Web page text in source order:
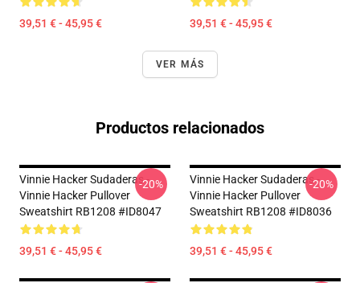
39,51 € - 45,95 € 39,51 € - 45,95 €
VER MÁS
Productos relacionados
Vinnie Hacker Sudaderas -
Vinnie Hacker Pullover
Sweatshirt RB1208 #ID8047
39,51 € - 45,95 €
-20%
Vinnie Hacker Sudaderas -
Vinnie Hacker Pullover
Sweatshirt RB1208 #ID8036
39,51 € - 45,95 €
-20%